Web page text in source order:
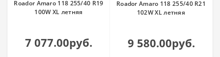
Roador Amaro 118 255/40 R19
100W XL летняя
7 077.00руб.
Roador Amaro 118 255/40 R21
102W XL летняя
9 580.00руб.